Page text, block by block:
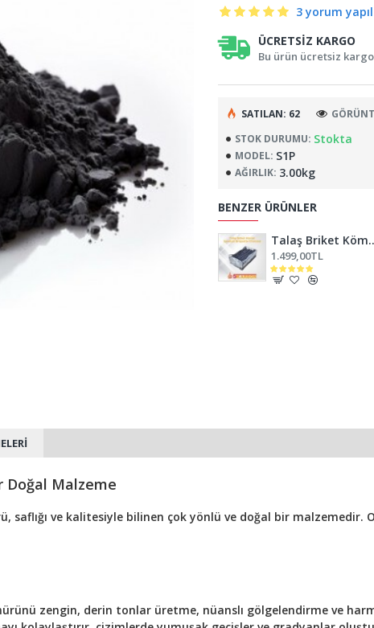
ÜCRETSIZ KARGO
Bu ürün ücretsiz
STOK DURUMU: Stokta
MODEL: S1P
AĞIRLIK: 3.00kg
SATILAN: 62
3 yorum
BENZER ÜRÜNLER
Talaş
1.499,00TL
Doğal Malzeme
saflığı ve kalitesiyle bilinen çok yönlü ve doğal bir
zengin, derin tonlar üretme, nüanslı gölgelendirme ve